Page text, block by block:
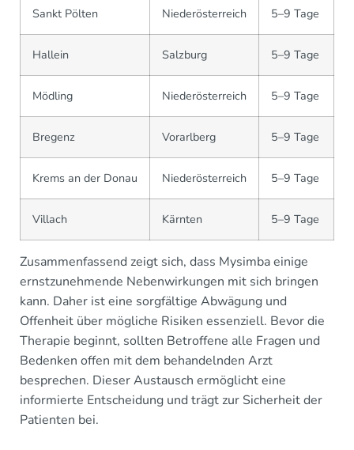
Sankt Pölten Niederösterreich 5–9 Tage
Hallein Salzburg 5–9 Tage
Mödling Niederösterreich 5–9 Tage
Bregenz Vorarlberg 5–9 Tage
Krems an der Donau Niederösterreich 5–9 Tage
Villach Kärnten 5–9 Tage
Zusammenfassend zeigt sich, dass Mysimba einige
ernstzunehmende Nebenwirkungen mit sich bringen
kann. Daher ist eine sorgfältige Abwägung und
Offenheit über mögliche Risiken essenziell. Bevor die
Therapie beginnt, sollten Betroffene alle Fragen und
Bedenken offen mit dem behandelnden Arzt
besprechen. Dieser Austausch ermöglicht eine
informierte Entscheidung und trägt zur Sicherheit der
Patienten bei.